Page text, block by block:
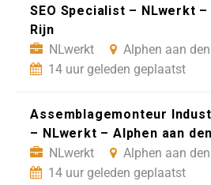
SEO Specialist – NLwerkt
Rijn
NLwerkt
Alphen aan
14 uur geleden geplaatst
Assemblagemonteur
– NLwerkt – Alphen aan
NLwerkt
Alphen aan
14 uur geleden geplaatst